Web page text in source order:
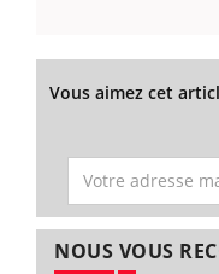
Vous aimez cet
NOUS VOUS